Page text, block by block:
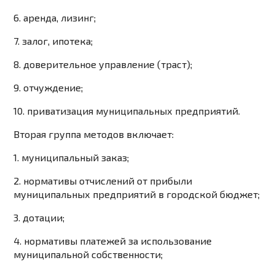
6. аренда, лизинг;
7. залог, ипотека;
8. доверительное управление (траст);
9. отчуждение;
10. приватизация муниципальных предприятий.
Вторая группа методов включает:
1. муниципальный заказ;
2. нормативы отчислений от прибыли
муниципальных предприятий в городской бюджет;
3. дотации;
4. нормативы платежей за использование
муниципальной собственности;